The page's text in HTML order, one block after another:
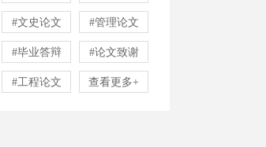
#文史论文 #管理论文
#毕业答辩 #论文致谢
#工程论文 查看更多+